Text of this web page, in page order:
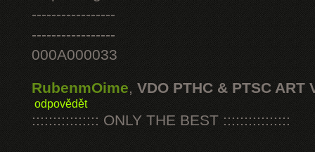
-----------------
-----------------
000A000033
RubenmOime, VDO PTHC & PTSC ART
odpovědět
:::::::::::::::: ONLY THE BEST ::::::::::::::::